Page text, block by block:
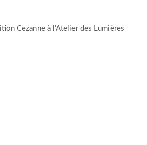
Cezanne à l’Atelier des Lumières